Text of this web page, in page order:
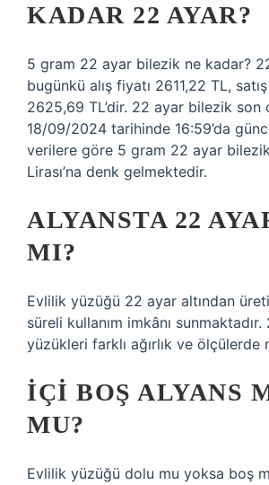
KADAR 22 AYAR?
5 gram 22 ayar bilezik ne kadar?
bugünkü alış fiyatı 2611,22 TL,
2625,69 TL’dir. 22 ayar bilezik son
18/09/2024 tarihinde 16:59’da
verilere göre 5 gram 22 ayar
Lirası’na denk gelmektedir.
ALYANSTA 22
MI?
Evlilik yüzüğü 22 ayar altından
süreli kullanım imkânı
yüzükleri farklı ağırlık ve ölçülerde
İÇI BOŞ ALYANS
MU?
Evlilik yüzüğü dolu mu yoksa boş